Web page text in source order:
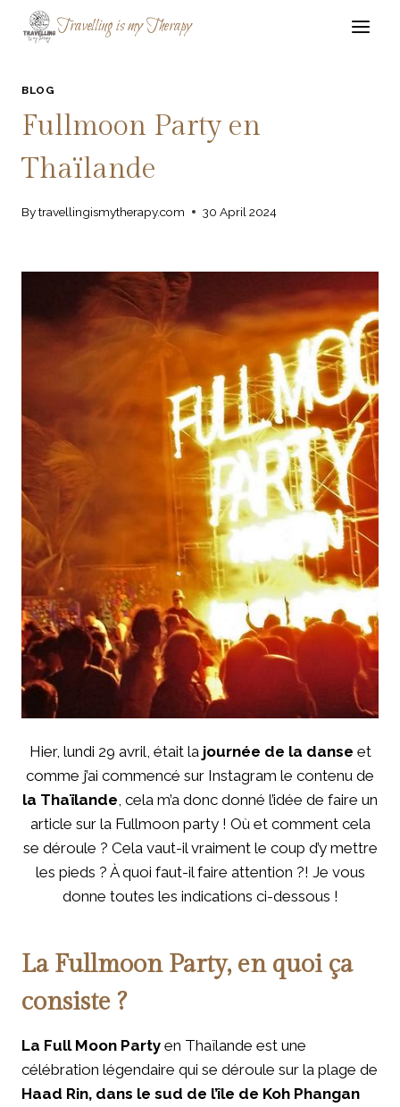
Travelling is my Therapy
BLOG
Fullmoon Party en
Thaïlande
Bytravellingismytherapy.com 30 April 2024
Hier, lundi 29 avril, était lajournée de la danse et
comme j’ai commencé sur Instagram le contenu de
la Thaïlande , cela m’a donc donné l’idée de faire un
article sur la Fullmoon party ! Où et comment cela
se déroule ? Cela vaut-il vraiment le coup d’y mettre
les pieds ? À quoi faut-il faire attention ?! Je vous
donne toutes les indications ci-dessous !
La Fullmoon Party, en quoi ça
consiste ?
La Full Moon Party en Thaïlande est une
célébration légendaire qui se déroule sur la plage de
Haad Rin, dans le sud de l’île de Koh Phangan